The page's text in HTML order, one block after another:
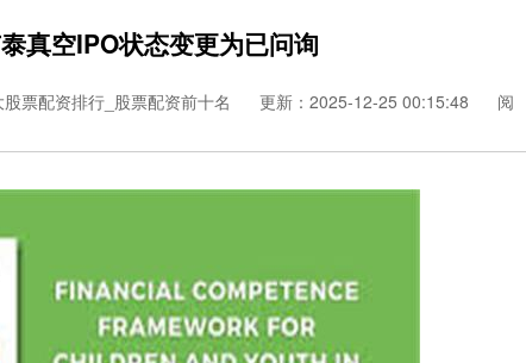
真空IPO状态变更为已问询
票配资排行_股票配资前十名 更新：2025-12-25 00:15:48
阅